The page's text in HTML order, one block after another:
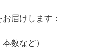
届けします：
数など）